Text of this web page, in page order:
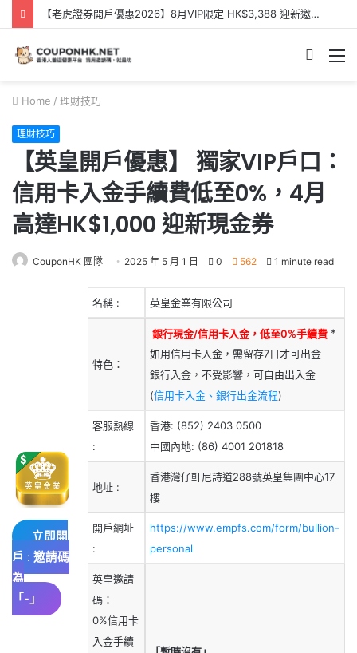
【Webull 微牛開戶優惠】2026年8月送現金HK$2,000/高達HK$100,000 NVDA｜港股、美股免佣免平台費｜微牛證券迎新優惠
Search
Home / 理財技巧
理財技巧
【英皇開戶優惠】 獨家VIP戶口：
信用卡入金手續費低至0%，4月
高達HK$1,000 迎新現金券
CouponHK 團隊 2025 年 5 月 1 日 0 562 1 minute read
立即開
戶 : 邀請碼
為
「-」
名稱 : 英皇金業有限公司
特色：
銀行現金/信用卡入金，低至0%手續費 *
如用信用卡入金，需留存7日才可出金
銀行入金，不受影響，可自由出入金
(信用卡入金、銀行出金流程)
客服熱線
:
香港: (852) 2403 0500
中國內地: (86) 4001 201818
地址 :
香港灣仔軒尼詩道288號英皇集團中心17
樓
開戶網址
:
https://www.empfs.com/form/bullion-
personal
英皇邀請
碼：
0%信用卡
入金手續